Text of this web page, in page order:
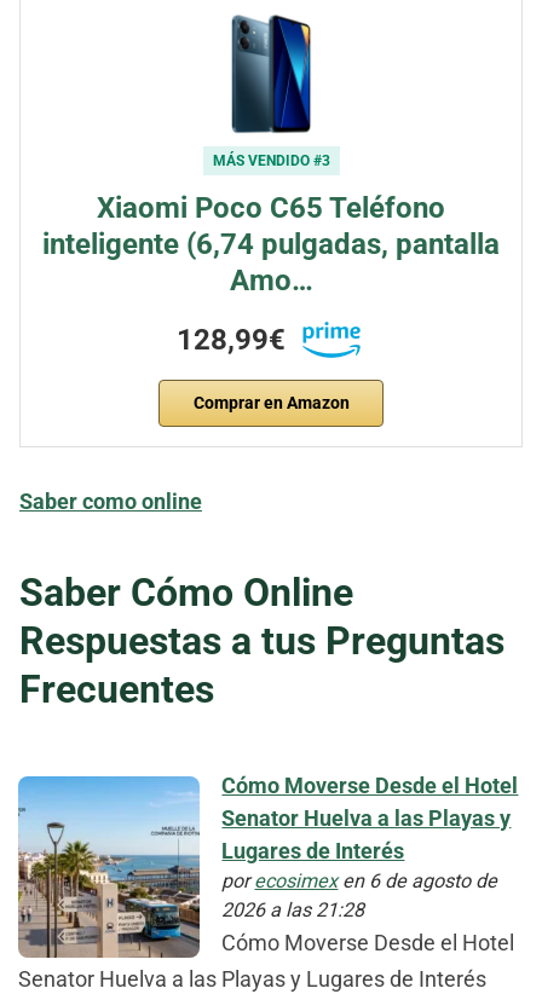
MÁS VENDIDO #3
Xiaomi Poco C65 Teléfono
inteligente (6,74 pulgadas, pantalla
Amo…
128,99€
Comprar en Amazon
Saber como online
Saber Cómo Online
Respuestas a tus Preguntas
Frecuentes
Cómo Moverse Desde el Hotel
Senator Huelva a las Playas y
Lugares de Interés
porecosimexen 6 de agosto de
2026 a las 21:28
Cómo Moverse Desde el Hotel
Senator Huelva a las Playas y Lugares de Interés